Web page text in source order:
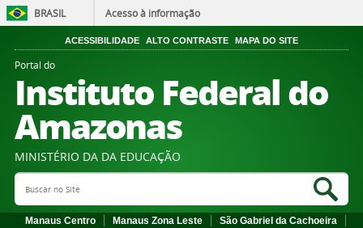
BRASIL Acesso à informação
ACESSIBILIDADE ALTO CONTRASTE MAPA DO SITE
Portal do
Instituto Federal do
Amazonas
MINISTÉRIO DA DA EDUCAÇÃO
Search Site
Manaus Centro Manaus Zona Leste
São Gabriel da Cachoeira